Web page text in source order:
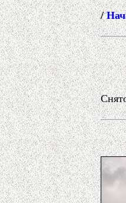
/